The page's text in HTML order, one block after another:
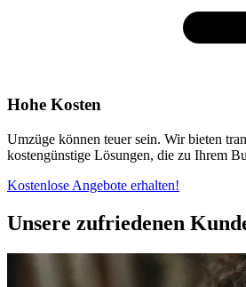
Hohe Kosten
Umzüge können teuer sein. Wir bieten
kostengünstige Lösungen, die zu Ihrem
Kostenlose Angebote erhalten!
Unsere zufriedenen